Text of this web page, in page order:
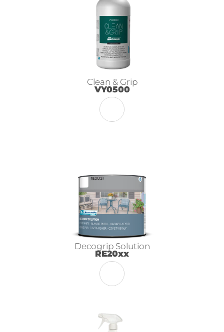
Clean & Grip
VY0500
Decogrip Solution
RE20xx